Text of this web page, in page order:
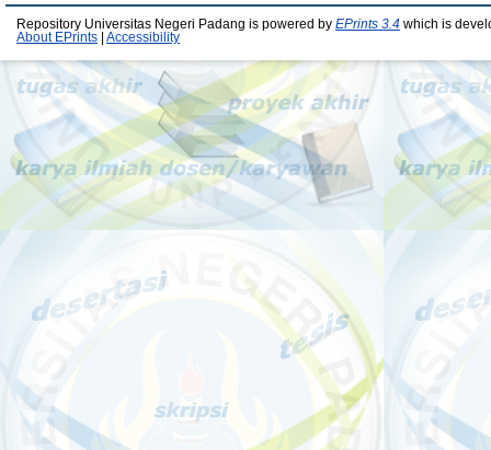
Repository Universitas Negeri Padang is powered by EPrints 3.4 which is
About EPrints
Accessibility